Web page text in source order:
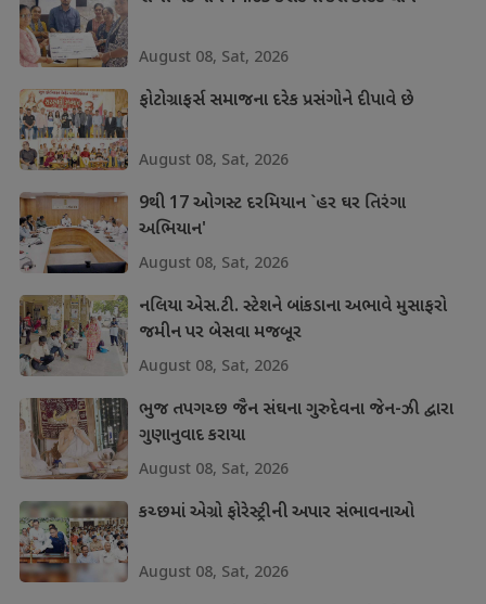
August 08, Sat, 2026
ફોટોગ્રાફર્સ સમાજના દરેક પ્રસંગોને દીપાવે છે
August 08, Sat, 2026
9થી 17 ઓગસ્ટ દરમિયાન `હર ઘર તિરંગા
અભિયાન'
August 08, Sat, 2026
નલિયા એસ.ટી. સ્ટેશને બાંકડાના અભાવે મુસાફરો
જમીન પર બેસવા મજબૂર
August 08, Sat, 2026
ભુજ તપગચ્છ જૈન સંઘના ગુરુદેવના જેન-ઝી દ્વારા
ગુણાનુવાદ કરાયા
August 08, Sat, 2026
કચ્છમાં એગ્રો ફોરેસ્ટ્રીની અપાર સંભાવનાઓ
August 08, Sat, 2026